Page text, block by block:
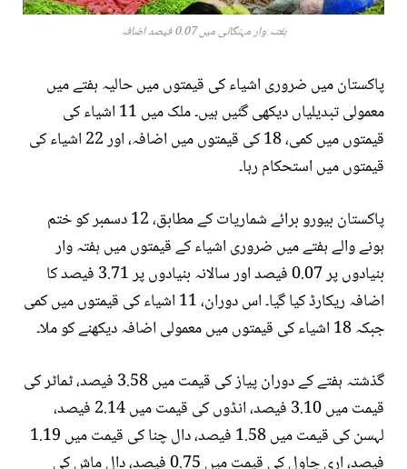
ہفتہ وار مہنگائی میں 0.07 فیصد اضافہ
پاکستان میں ضروری اشیاء کی قیمتوں میں حالیہ ہفتے میں
معمولی تبدیلیاں دیکھی گئیں ہیں۔ ملک میں 11 اشیاء کی
قیمتوں میں کمی، 18 کی قیمتوں میں اضافہ، اور 22 اشیاء کی
قیمتوں میں استحکام رہا۔
پاکستان بیورو برائے شماریات کے مطابق، 12 دسمبر کو ختم
ہونے والے ہفتے میں ضروری اشیاء کے قیمتوں میں ہفتہ وار
بنیادوں پر 0.07 فیصد اور سالانہ بنیادوں پر 3.71 فیصد کا
اضافہ ریکارڈ کیا گیا۔ اس دوران، 11 اشیاء کی قیمتوں میں کمی
جبکہ 18 اشیاء کی قیمتوں میں معمولی اضافہ دیکھنے کو ملا۔
گذشتہ ہفتے کے دوران پیاز کی قیمت میں 3.58 فیصد، ٹماٹر کی
قیمت میں 3.10 فیصد، انڈوں کی قیمت میں 2.14 فیصد،
لہسن کی قیمت میں 1.58 فیصد، دال چنا کی قیمت میں 1.19
فیصد، اری چاول کی قیمت میں 0.75 فیصد، دال ماش کی